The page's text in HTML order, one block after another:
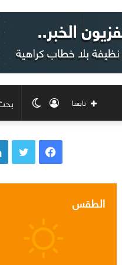
الوضع
المظلم
تسجيل
الدخول
تابعنا
ف
ب
و
الطقس